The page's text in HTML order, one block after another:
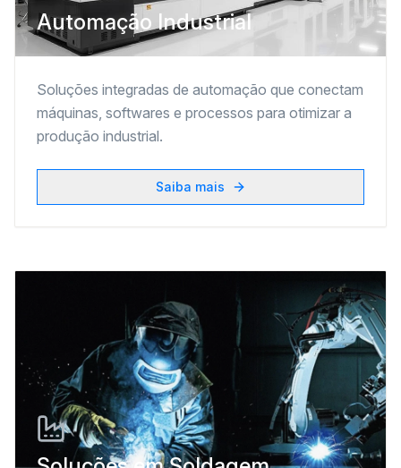
Automação Industrial
Soluções integradas de automação que conectam
máquinas, softwares e processos para otimizar a
produção industrial.
Saiba mais